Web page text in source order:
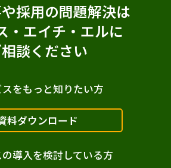
採用の問題解決は
・エイチ・エルに
談ください
をもっと知りたい方
料ダウンロード
導入を検討している方